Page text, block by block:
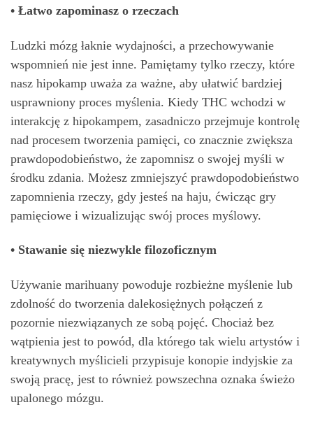
• Łatwo zapominasz o rzeczach
Ludzki mózg łaknie wydajności, a przechowywanie
wspomnień nie jest inne. Pamiętamy tylko rzeczy, które
nasz hipokamp uważa za ważne, aby ułatwić bardziej
usprawniony proces myślenia. Kiedy THC wchodzi w
interakcję z hipokampem, zasadniczo przejmuje kontrolę
nad procesem tworzenia pamięci, co znacznie zwiększa
prawdopodobieństwo, że zapomnisz o swojej myśli w
środku zdania. Możesz zmniejszyć prawdopodobieństwo
zapomnienia rzeczy, gdy jesteś na haju, ćwicząc gry
pamięciowe i wizualizując swój proces myślowy.
• Stawanie się niezwykle filozoficznym
Używanie marihuany powoduje rozbieżne myślenie lub
zdolność do tworzenia dalekosiężnych połączeń z
pozornie niezwiązanych ze sobą pojęć. Chociaż bez
wątpienia jest to powód, dla którego tak wielu artystów i
kreatywnych myślicieli przypisuje konopie indyjskie za
swoją pracę, jest to również powszechna oznaka świeżo
upalonego mózgu.